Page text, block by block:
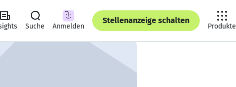
Suche Anmelden
Stellenanzeige schalten
Produkte